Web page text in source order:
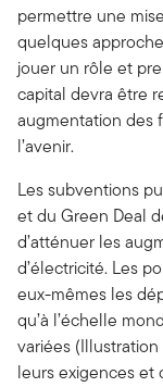
permettre une
quelques
jouer un rôle et
capital devra être
augmentation des
l’avenir.
Les subventions
et du Green Deal
d’atténuer les
d’électricité. Les
eux-mêmes les
qu’à l’échelle
variées
leurs exigences et